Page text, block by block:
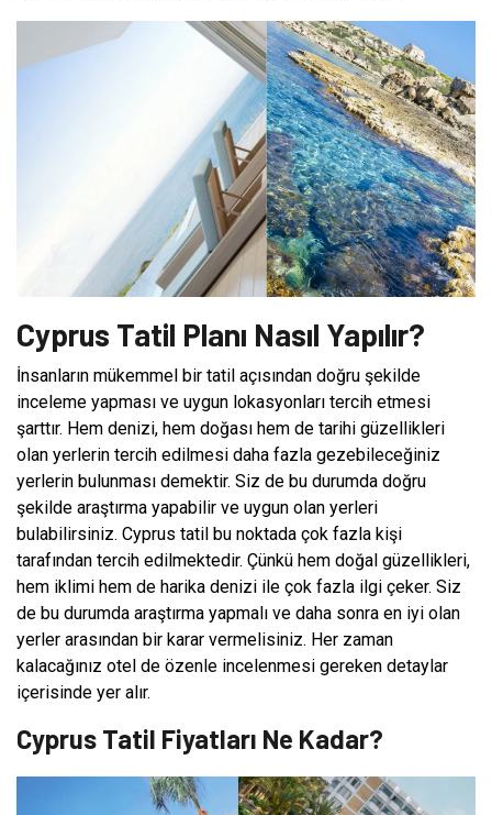
Cyprus Tatil Planı Nasıl Yapılır?
İnsanların mükemmel bir tatil açısından doğru şekilde
inceleme yapması ve uygun lokasyonları tercih etmesi
şarttır. Hem denizi, hem doğası hem de tarihi güzellikleri
olan yerlerin tercih edilmesi daha fazla gezebileceğiniz
yerlerin bulunması demektir. Siz de bu durumda doğru
şekilde araştırma yapabilir ve uygun olan yerleri
bulabilirsiniz. Cyprus tatil bu noktada çok fazla kişi
tarafından tercih edilmektedir. Çünkü hem doğal güzellikleri,
hem iklimi hem de harika denizi ile çok fazla ilgi çeker. Siz
de bu durumda araştırma yapmalı ve daha sonra en iyi olan
yerler arasından bir karar vermelisiniz. Her zaman
kalacağınız otel de özenle incelenmesi gereken detaylar
içerisinde yer alır.
Cyprus Tatil Fiyatları Ne Kadar?